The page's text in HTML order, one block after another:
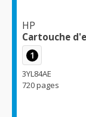
HP
Cartouche
1
3YL84AE
720 pages